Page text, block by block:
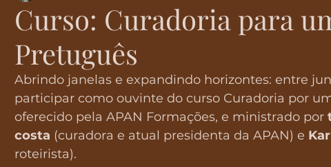
Curso: Curadoria para
Pretuguês
Abrindo janelas e expandindo horizontes: entre
participar como ouvinte do curso Curadoria por
oferecido pela APAN Formações, e ministrado por
costa (curadora e atual presidenta da APAN) e
roteirista).